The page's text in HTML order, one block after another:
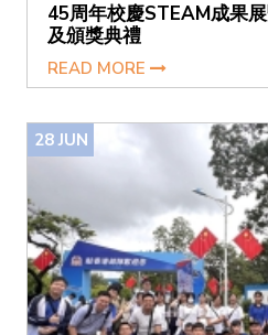
45周年校慶STEAM成果
及頒獎典禮
READ MORE
28 JUN